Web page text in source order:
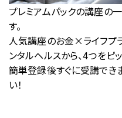
プレミアムパックの講座の
す。
人気講座のお金×ライフプラ
ンタルヘルスから、4つをピ
簡単登録後すぐに受講でき
い！